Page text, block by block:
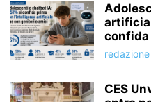
confida
redazione
CES